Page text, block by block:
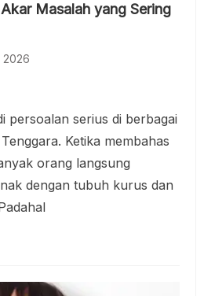
Masalah yang Sering
2026
persoalan serius di berbagai
Ketika membahas
orang langsung
dengan tubuh kurus dan